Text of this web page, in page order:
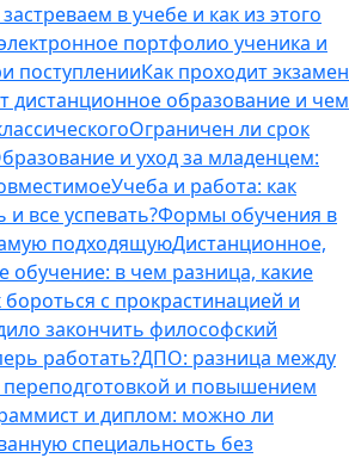
в учебе и как из этого
портфолио ученика и
поступленииКак проходит экзамен
дистанционное образование и чем
Ограничен ли срок
и уход за младенцем:
Учеба и работа: как
все успевать?Формы обучения в
подходящуюДистанционное,
обучение: в чем разница, какие
бороться с прокрастинацией и
закончить философский
работать?ДПО: разница между
и повышением
и диплом: можно ли
специальность без